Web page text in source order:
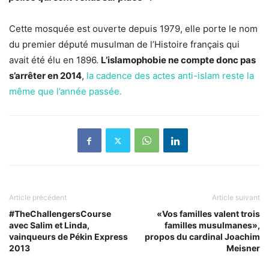
Cette mosquée est ouverte depuis 1979, elle porte le nom
du premier député musulman de l’Histoire français qui
avait été élu en 1896. L’islamophobie ne compte donc pas
s’arrêter en 2014, la cadence des actes anti-islam reste la
même que l’année passée.
Article précédent
#TheChallengersCourse
avec Salim et Linda,
vainqueurs de Pékin Express
2013
Article suivant
«Vos familles valent trois
familles musulmanes»,
propos du cardinal Joachim
Meisner